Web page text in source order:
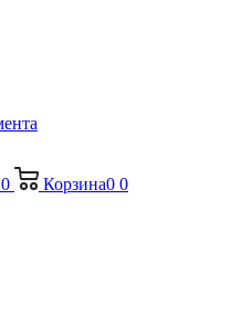
0 Корзина0 0